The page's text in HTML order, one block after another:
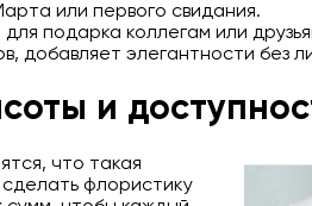
или первого свидания.
подарка коллегам или
добавляет элегантности без
и
что такая
флористику